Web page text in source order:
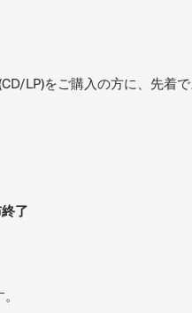
LP)をご購入の方に、先着
了